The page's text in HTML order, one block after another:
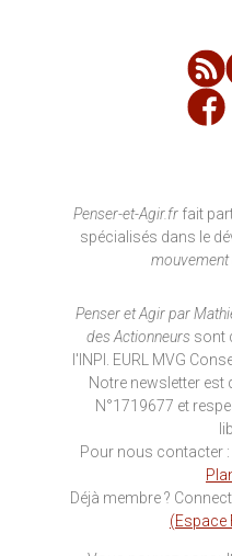
Penser-et-Agir.fr fait
spécialisés dans le
mouvement
Penser et Agir par
des Actionneurs sont
l'INPI. EURL MVG
Notre newsletter est
N°1719677 et
Pour nous contacter
Déjà membre ?
(Espace